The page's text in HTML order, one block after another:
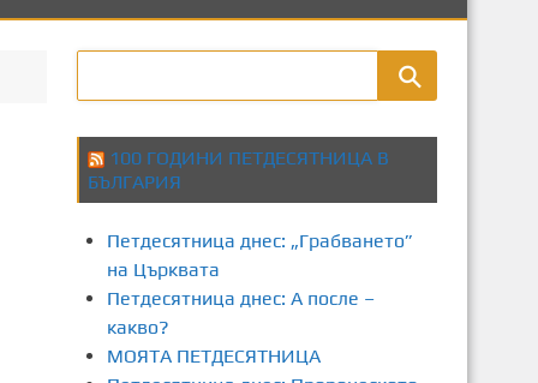
100 ГОДИНИ ПЕТДЕСЯТНИЦА В
БЪЛГАРИЯ
Петдесятница днес: „Грабването”
на Църквата
Петдесятница днес: А после –
какво?
МОЯТА ПЕТДЕСЯТНИЦА